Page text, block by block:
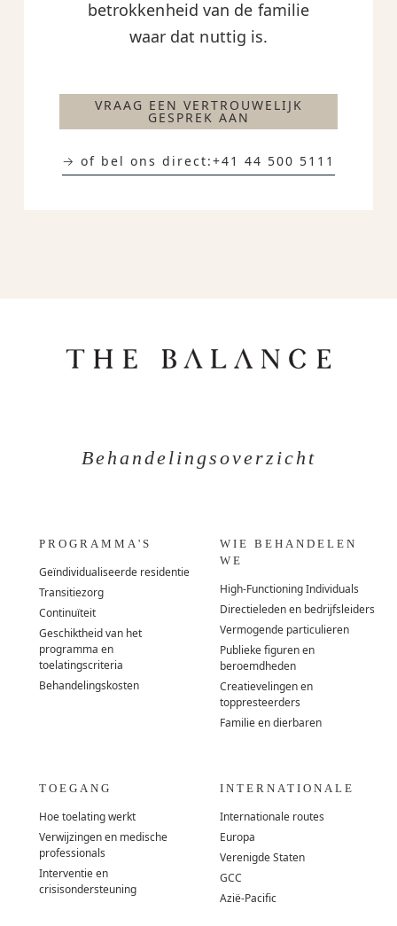
betrokkenheid van de familie
waar dat nuttig is.
VRAAG EEN VERTROUWELIJK
GESPREK AAN
→ of bel ons direct:+41 44 500 5111
Behandelingsoverzicht
PROGRAMMA'S
Geïndividualiseerde residentie
Transitiezorg
Continuïteit
Geschiktheid van het
programma en
toelatingscriteria
Behandelingskosten
WIE BEHANDELEN
WE
High-Functioning Individuals
Directieleden en bedrijfsleiders
Vermogende particulieren
Publieke figuren en
beroemdheden
Creatievelingen en
toppresteerders
Familie en dierbaren
TOEGANG
Hoe toelating werkt
Verwijzingen en medische
professionals
Interventie en
crisisondersteuning
INTERNATIONALE
Internationale routes
Europa
Verenigde Staten
GCC
Azië-Pacific